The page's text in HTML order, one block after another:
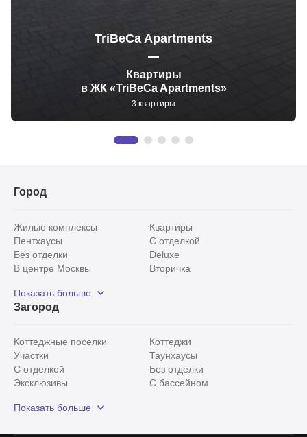
TriBeCa Apartments
Квартиры
в ЖК «TriBeCa Apartments»
3 квартиры
Город
Жилые комплексы
Квартиры
Пентхаусы
С отделкой
Без отделки
Deluxe
В центре Москвы
Вторичка
Рядом с парком
С панорамными окнами
Показать больше
Загород
Коттеджные поселки
Коттеджи
Участки
Таунхаусы
С отделкой
Без отделки
Эксклюзивы
С бассейном
Красногорский район
Показать больше